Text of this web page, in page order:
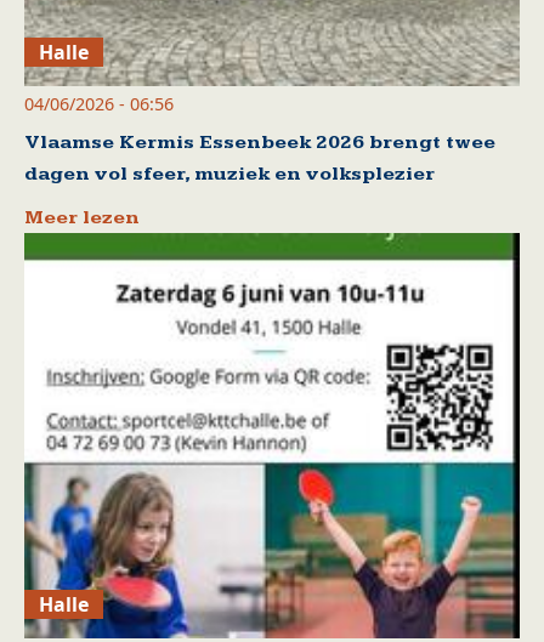
Halle
04/06/2026 - 06:56
Vlaamse Kermis Essenbeek 2026 brengt twee
dagen vol sfeer, muziek en volksplezier
Meer lezen
Halle